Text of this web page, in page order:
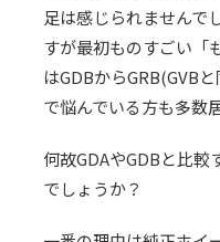
足は感じられませんで
すが最初ものすごい「
はGDBからGRB(GVB
で悩んでいる方も多数
何故GDAやGDBと比
でしょうか？